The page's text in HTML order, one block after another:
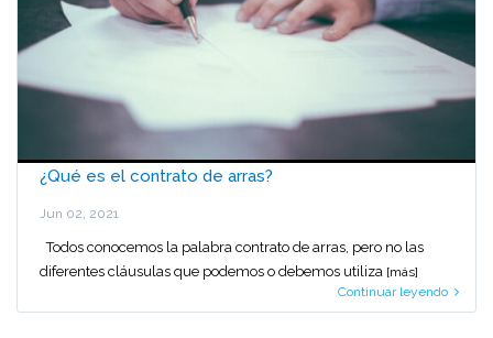
¿Qué es el contrato de arras?
Jun 02, 2021
Todos conocemos la palabra contrato de arras, pero no las
diferentes cláusulas que podemos o debemos utiliza [más]
Continuar leyendo